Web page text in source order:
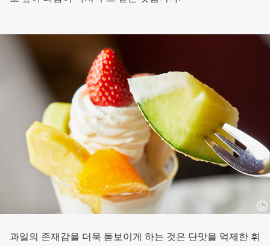
과일의 존재감을 더욱 돋보이게 하는 것은 단맛을 억제한 휘